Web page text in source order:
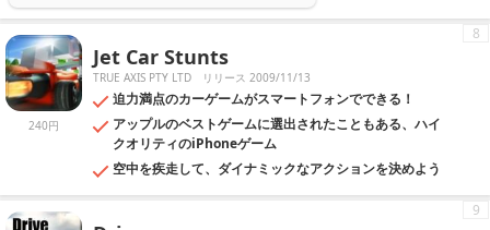
240円
Jet Car Stunts
TRUE AXIS PTY LTD リリース 2009/11/13
迫力満点のカーゲームがスマートフォンでできる！
アップルのベストゲームに選出されたこともある、ハイ
クオリティのiPhoneゲーム
空中を疾走して、ダイナミックなアクションを決めよう
8
9